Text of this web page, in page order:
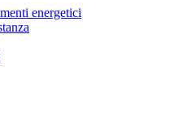
energetici